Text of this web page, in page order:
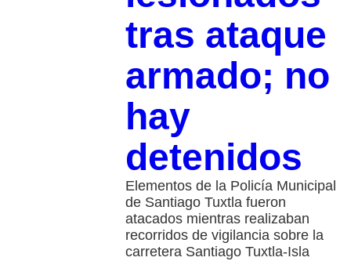
tras ataque
armado; no
hay
detenidos
Elementos de la Policía Municipal
de Santiago Tuxtla fueron
atacados mientras realizaban
recorridos de vigilancia sobre la
carretera Santiago Tuxtla-Isla